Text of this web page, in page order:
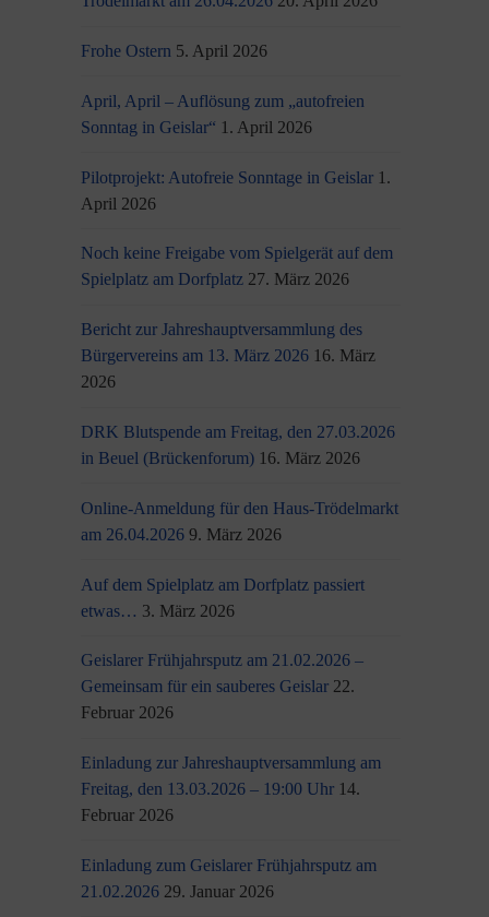
Frohe Ostern 5. April 2026
April, April – Auflösung zum „autofreien
Sonntag in Geislar“ 1. April 2026
Pilotprojekt: Autofreie Sonntage in Geislar 1.
April 2026
Noch keine Freigabe vom Spielgerät auf dem
Spielplatz am Dorfplatz 27. März 2026
Bericht zur Jahreshauptversammlung des
Bürgervereins am 13. März 2026 16. März
2026
DRK Blutspende am Freitag, den 27.03.2026
in Beuel (Brückenforum) 16. März 2026
Online-Anmeldung für den Haus-Trödelmarkt
am 26.04.2026 9. März 2026
Auf dem Spielplatz am Dorfplatz passiert
etwas… 3. März 2026
Geislarer Frühjahrsputz am 21.02.2026 –
Gemeinsam für ein sauberes Geislar 22.
Februar 2026
Einladung zur Jahreshauptversammlung am
Freitag, den 13.03.2026 – 19:00 Uhr 14.
Februar 2026
Einladung zum Geislarer Frühjahrsputz am
21.02.2026 29. Januar 2026